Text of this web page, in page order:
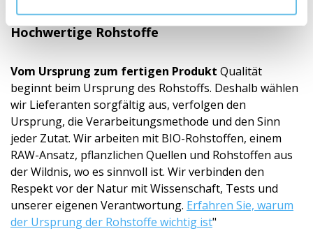
Hochwertige Rohstoffe
Vom Ursprung zum fertigen Produkt Qualität
beginnt beim Ursprung des Rohstoffs. Deshalb wählen
wir Lieferanten sorgfältig aus, verfolgen den
Ursprung, die Verarbeitungsmet­hode und den Sinn
jeder Zutat. Wir arbeiten mit BIO-Rohstoffen, einem
RAW-Ansatz, pflanzlichen Quellen und Rohstoffen aus
der Wildnis, wo es sinnvoll ist. Wir verbinden den
Respekt vor der Natur mit Wissenschaft, Tests und
unserer eigenen Verantwortung. Erfahren Sie, warum
der Ursprung der Rohstoffe wichtig ist"